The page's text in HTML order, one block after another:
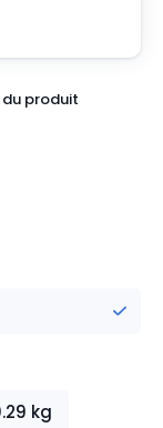
produit
kg